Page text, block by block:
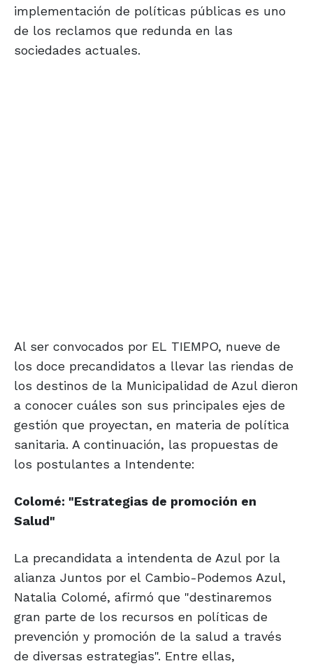
implementación de políticas públicas es uno
de los reclamos que redunda en las
sociedades actuales.
Al ser convocados por EL TIEMPO, nueve de
los doce precandidatos a llevar las riendas de
los destinos de la Municipalidad de Azul dieron
a conocer cuáles son sus principales ejes de
gestión que proyectan, en materia de política
sanitaria. A continuación, las propuestas de
los postulantes a Intendente:
Colomé: "Estrategias de promoción en
Salud"
La precandidata a intendenta de Azul por la
alianza Juntos por el Cambio-Podemos Azul,
Natalia Colomé, afirmó que "destinaremos
gran parte de los recursos en políticas de
prevención y promoción de la salud a través
de diversas estrategias". Entre ellas,